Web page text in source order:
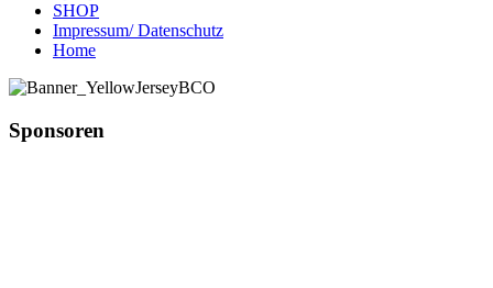
SHOP
Impressum/ Datenschutz
Home
Sponsoren